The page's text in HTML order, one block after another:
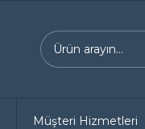
Müşteri Hizmetleri